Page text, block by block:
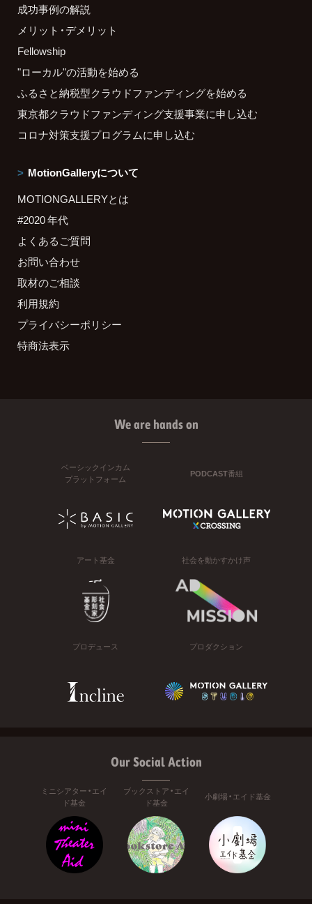
成功事例の解説
メリット・デメリット
Fellowship
"ローカル"の活動を始める
ふるさと納税型クラウドファンディングを始める
東京都クラウドファンディング支援事業に申し込む
コロナ対策支援プログラムに申し込む
MotionGalleryについて
MOTIONGALLERYとは
#2020 年代
よくあるご質問
お問い合わせ
取材のご相談
利用規約
プライバシーポリシー
特商法表示
We are hands on
ベーシックインカム
プラットフォーム
PODCAST番組
アート基金 社会を動かすかけ声
プロデュース プロダクション
Our Social Action
ミニシアター・エイ
ド基金
ブックストア・エイ
ド基金
小劇場・エイド基金